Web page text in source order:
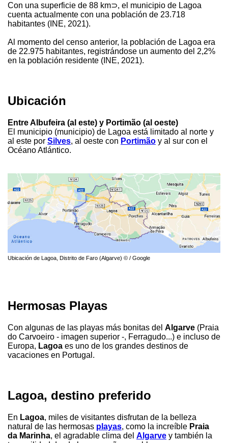
Con una superficie de 88 km⊃, el municipio de Lagoa
cuenta actualmente con una población de 23.718
habitantes (INE, 2021).
Al momento del censo anterior, la población de Lagoa era
de 22.975 habitantes, registrándose un aumento del 2,2%
en la población residente (INE, 2021).
Ubicación
Entre Albufeira (al este) y Portimão (al oeste)
El municipio (municipio) de Lagoa está limitado al norte y
al este por Silves, al oeste con Portimão y al sur con el
Océano Atlántico.
Ubicación de Lagoa, Distrito de Faro (Algarve) © / Google
Hermosas Playas
Con algunas de las playas más bonitas del Algarve (Praia
do Carvoeiro - imagen superior -, Ferragudo...) e incluso de
Europa, Lagoa es uno de los grandes destinos de
vacaciones en Portugal.
Lagoa, destino preferido
En Lagoa, miles de visitantes disfrutan de la belleza
natural de las hermosas playas, como la increíble Praia
da Marinha, el agradable clima del Algarve y también la